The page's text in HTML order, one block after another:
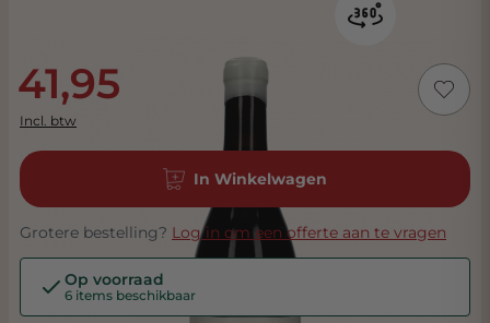
41,95
Incl. btw
In Winkelwagen
Grotere bestelling? Log in om een offerte aan te vragen
Op voorraad
6 items beschikbaar